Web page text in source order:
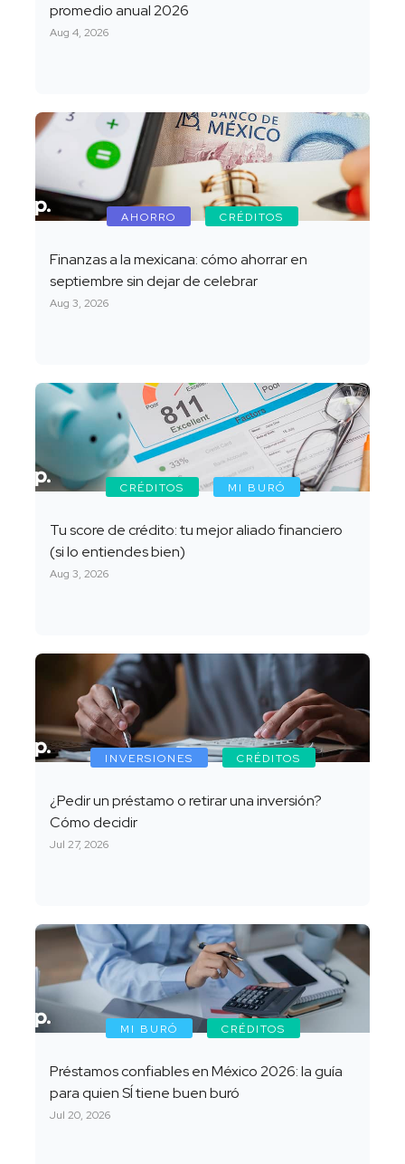
promedio anual 2026
Aug 4, 2026
AHORRO CRÉDITOS
Finanzas a la mexicana: cómo ahorrar en
septiembre sin dejar de celebrar
Aug 3, 2026
CRÉDITOS MI BURÓ
Tu score de crédito: tu mejor aliado financiero
(si lo entiendes bien)
Aug 3, 2026
INVERSIONES CRÉDITOS
¿Pedir un préstamo o retirar una inversión?
Cómo decidir
Jul 27, 2026
MI BURÓ CRÉDITOS
Préstamos confiables en México 2026: la guía
para quien SÍ tiene buen buró
Jul 20, 2026